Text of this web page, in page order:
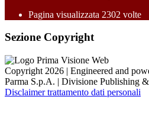
Pagina visualizzata 2302 volte
Sezione Copyright
Copyright 2026 | Engineered and
Parma S.p.A. | Divisione Publishing
Disclaimer trattamento dati personali